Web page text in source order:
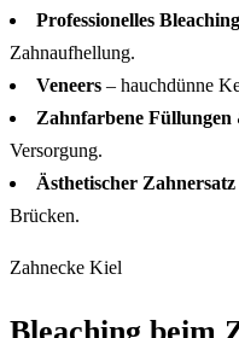
Professionelles Bleaching
Zahnaufhellung.
Veneers – hauchdünne
Zahnfarbene
Versorgung.
Ästhetischer Zahnersatz
Brücken.
Zahnecke Kiel